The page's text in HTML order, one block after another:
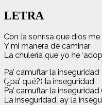
LETRA
Con la sonrisa que dios me
Y mi manera de caminar
La chulería que yo he
Pa’ camuflar la inseguridad
(¿pa’ qué?) la inseguridad
Pa’ camuflar la inseguridad
La inseguridad, ay la